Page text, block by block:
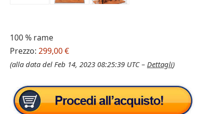
100 % rame
Prezzo: 299,00 €
(alla data del Feb 14, 2023 08:25:39 UTC – Dettagli)